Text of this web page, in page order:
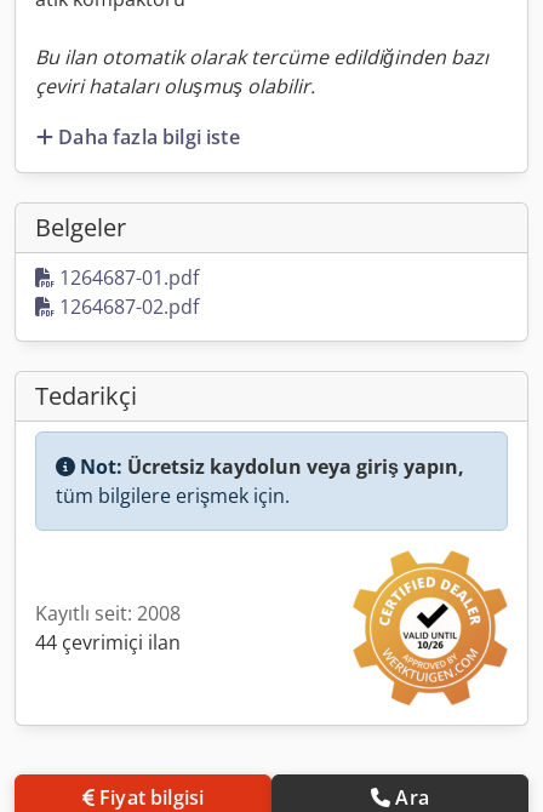
Bu ilan otomatik olarak tercüme edildiğinden bazı
çeviri hataları oluşmuş olabilir.
Daha fazla bilgi iste
Belgeler
1264687-01.pdf
1264687-02.pdf
Tedarikçi
Not: Ücretsiz kaydolun veya giriş yapın,
tüm bilgilere erişmek için.
Kayıtlı seit: 2008
44 çevrimiçi ilan
Fiyat bilgisi Ara